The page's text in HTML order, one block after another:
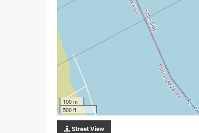
100 m
500 ft
Street View